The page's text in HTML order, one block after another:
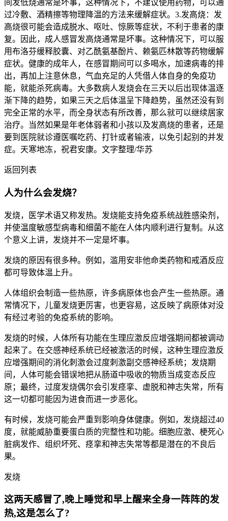
间发低烧通常是坏事，这种情况下，不建议使用药物，可以通
过冷敷、酒精擦等物理降温的方法来缓解症状。3.发高烧：发
高烧很可能会造成脱水、呕吐、惊厥等症状，不利于患者的康
复。因此，成人感冒发高烧通常是坏事。这种情况下，可以服
用布洛芬缓释胶囊、对乙酰氨基酚片、赖氨匹林散等药物缓解
症状。健康的成年人，在感冒期间可以多喝水，加速病毒的排
出，再加上注意休息，气血充足的人凭借人体自身的免疫功
能，就能杀死病毒。大多数病人发烧会在三天以后出现体温逐
渐下降的趋势，如果三天之后体温呈下降趋势，虽然还没有到
完全正常的水平，而全身状态有所改善，那么就可以继续居家
治疗。当然如果是年老体弱者和小孩以及发高烧的患者，还是
要到医院就诊遵医嘱吃药、打针或者输液，以免引起别的并发
症。天寒地冻，祝君安康。文字整理/华苏
返回列表
人为什么会发烧？
发烧，医学术语又称发热。发烧能支持免疫系统战胜感染剂，
并使温度敏感型病毒和细菌不能在人体内顺利进行复制。从这
个意义上讲，发烧并不一定是坏事。
发烧的原因有很多种。例如，滥用安非他命类药物和戒酒反应
都可导致体温上升。
人体组织会制造一些热原，许多病原体也会产生一些热原。通
常情况下，儿童发烧更厉害，也更容易，这反映了病原体对没
有经过考验的免疫系统的影响。
发烧的时候，人体所有功能在生理应激反应增强期间都被调动
起来了。在交感神经系统已经被激活的时候，这种生理应激反
应增强期间的消化刺激会过度刺激副交感神经系统；发烧期
间，人体可能会错误地把从肠道中吸收的物质当成变态反应
原；最终，过度发烧偶尔会引发痉挛、虚脱和神志失常，所有
这一切都可能因为进食而进一步恶化。
有时候，发烧可能会严重到影响身体健康。例如，发烧超过40
度，就能威胁重要蛋白质的完整性和功能。细胞应激、梗死心
脏病发作、组织坏死、痉挛和神志失常等都是潜在的不良后
果。
发烧
这两天感冒了,晚上睡觉和早上醒来全身一阵阵的发
热,这是怎么了?